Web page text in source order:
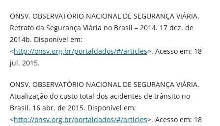
ONSV. OBSERVATÓRIO NACIONAL DE SEGURANÇA VIÁRIA.
Retrato da Segurança Viária no Brasil – 2014. 17 dez. de
2014b. Disponível em:
<http://onsv.org.br/portaldados/#/articles>. Acesso em: 18
jul. 2015.
ONSV. OBSERVATÓRIO NACIONAL DE SEGURANÇA VIÁRIA.
Atualização do custo total dos acidentes de trânsito no
Brasil. 16 abr. de 2015. Disponível em:
<http://onsv.org.br/portaldados/#/articles>. Acesso em: 18